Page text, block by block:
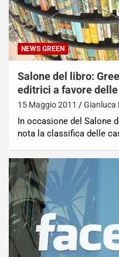
NEWS GREEN
Salone del libro:
editrici a favore
15 Maggio 2011 Gianluca
In occasione del Salone
nota la classifica delle